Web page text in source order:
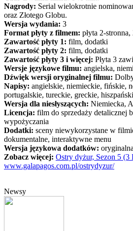
Nagrody: Serial wielokrotnie
oraz Złotego Globu.
Wersja wydania: 3
Format płyty z filmem: płyta 2-
Zawartość płyty 1: film, dodatki
Zawartość płyty 2: film, dodatki
Zawartość płyty 3 i więcej: Płyta 3
Wersje językowe filmu: angielska,
Dźwięk wersji oryginalnej filmu:
Napisy: angielskie, niemieckie, fińskie,
portugalskie, tureckie, greckie,
Wersja dla niesłyszących: Niemiecka,
Licencja: film do sprzedaży detalicznej
wypożyczania
Dodatki: sceny niewykorzystane w
dokumentalne, interaktywne menu
Wersja językowa dodatków: oryginalna
Zobacz więcej: Ostry dyżur, Sezon 5
www.galapagos.com.pl/ostrydyzur/
Newsy